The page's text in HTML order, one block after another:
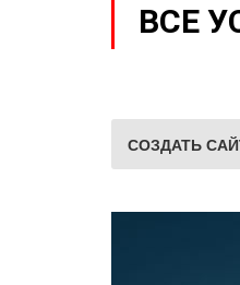
ВСЕ
СОЗДАТЬ